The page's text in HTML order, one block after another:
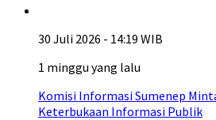
30 Juli 2026 - 14:19 WIB
1 minggu yang lalu
Komisi Informasi Sumenep
Keterbukaan Informasi Publik